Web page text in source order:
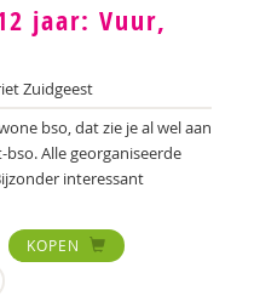
jaar: Vuur,
Zuidgeest
bso, dat zie je al wel aan
Alle georganiseerde
interessant
KOPEN